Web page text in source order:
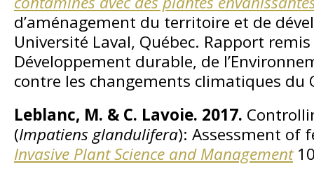
d’aménagement du territoire et de
Université Laval, Québec. Rapport
Développement durable, de
contre les changements climatiques du
Leblanc, M. & C. Lavoie. 2017.
(Impatiens glandulifera): Assessment of
Invasive Plant Science and Management